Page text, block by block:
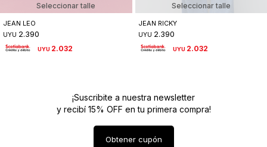
Seleccionar talle
JEAN LEO
UYU 2.390
UYU 2.032
Seleccionar talle
JEAN RICKY
UYU 2.390
UYU 2.032
¡Suscribite a nuestra newsletter
y recibí 15% OFF en tu primera compra!
Obtener cupón